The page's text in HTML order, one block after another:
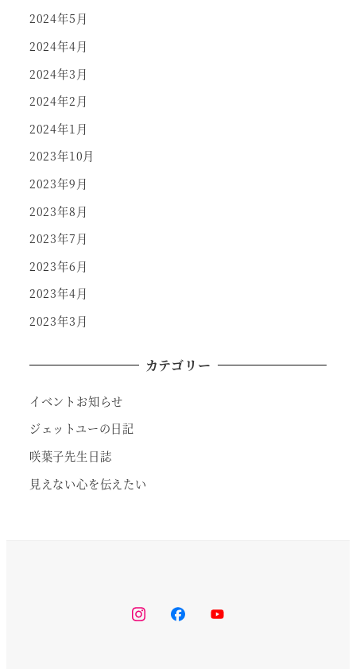
2024年5月
2024年4月
2024年3月
2024年2月
2024年1月
2023年10月
2023年9月
2023年8月
2023年7月
2023年6月
2023年4月
2023年3月
カテゴリー
イベントお知らせ
ジェットユーの日記
咲葉子先生日誌
見えない心を伝えたい
instagram
facebook
youtube